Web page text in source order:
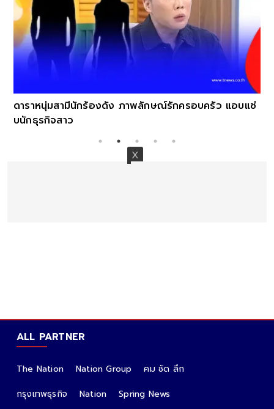
ดาราหนุ่มสามีนักร้องดัง ภาพลักษณ์รักครอบครัว แอบแซ่
บนักธุรกิจสาว
ALL PARTNER
The Nation Nation Group
คม ชัด ลึก
กรุงเทพธุรกิจ
Nation
Spring News